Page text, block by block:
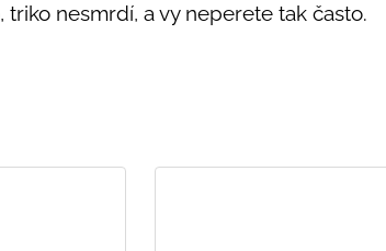
nesmrdí, a vy neperete tak často.